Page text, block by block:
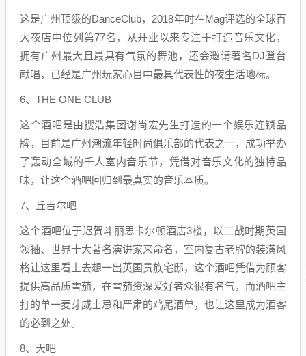
这是广州顶级的DanceClub，2018年时在Mag评选的全球百
大夜店中位列第77名，从开业以来专注于打造音乐文化，
拥有广州最大且最具有气氛的舞池，还会邀请著名DJ登台
献唱，已经是广州玩家心目中最具代表性的夜生活地标。
6、THE ONE CLUB
这个酒吧是由搜浩集团谢尚宏先生打造的一个娱乐连锁品
牌，目前是广州潮流年轻时尚俱乐部的代表之一，成功举办
了轰动全城的千人室内音乐节，凭借对音乐文化的独特品
味，让这个酒吧回归到最真实的音乐本质。
7、丘吉尔吧
这个酒吧位于迟贺斗丽思卡尔顿酒店3楼，以二战时期英国
领袖、世界十大著名演讲家来命名，室内复古老牌的装潢风
格让这里看上去想一出英国贵族宅邸，这个酒吧凭借为顾客
提供高品质雪茄，在雪茄资深爱好者众很有名气，而酒吧主
打的单一麦芽威士忌和严肃的鸡尾酒单，也让这里成为酒客
的必到之处。
8、天吧